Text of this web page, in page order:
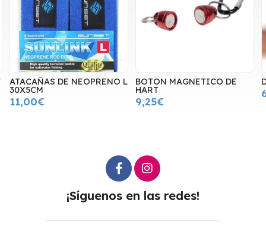
BOTON MAGNETICO DE
HART
9,25€
DEDIL SUNCASTER
6,00€
¡Síguenos en las redes!